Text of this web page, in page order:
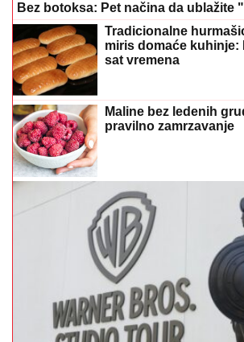
Bez botoksa: Pet načina da ublažite
Tradicionalne
miris domaće kuhinje:
sat vremena
Maline bez ledenih
pravilno zamrzavanje